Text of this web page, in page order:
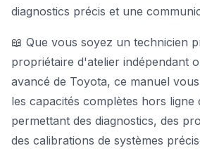
diagnostics précis et une
📖 Que vous soyez un technicien
propriétaire d'atelier indépendant
avancé de Toyota, ce manuel
les capacités complètes hors ligne
permettant des diagnostics, des
des calibrations de systèmes